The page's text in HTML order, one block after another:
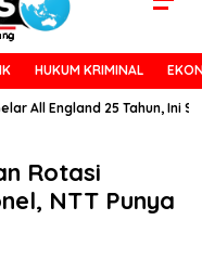
HUKUM KRIMINAL
25 Tahun, Ini Saran
Rotasi
NTT Punya